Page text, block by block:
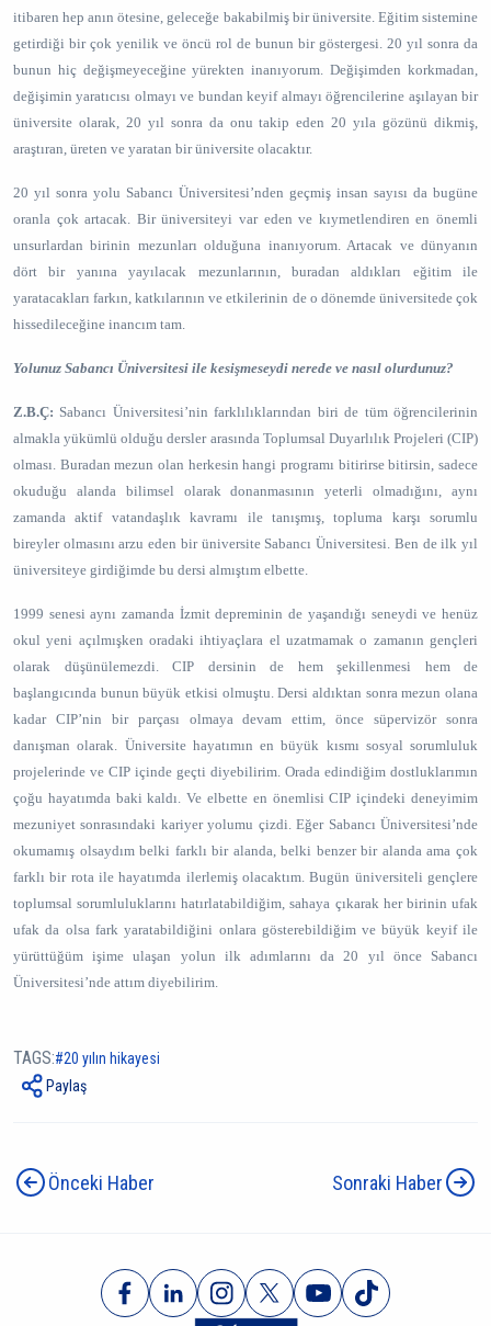
itibaren hep anın ötesine, geleceğe bakabilmiş bir üniversite. Eğitim sistemine
getirdiği bir çok yenilik ve öncü rol de bunun bir göstergesi. 20 yıl sonra da
bunun hiç değişmeyeceğine yürekten inanıyorum. Değişimden korkmadan,
değişimin yaratıcısı olmayı ve bundan keyif almayı öğrencilerine aşılayan bir
üniversite olarak, 20 yıl sonra da onu takip eden 20 yıla gözünü dikmiş,
araştıran, üreten ve yaratan bir üniversite olacaktır.
20 yıl sonra yolu Sabancı Üniversitesi’nden geçmiş insan sayısı da bugüne
oranla çok artacak. Bir üniversiteyi var eden ve kıymetlendiren en önemli
unsurlardan birinin mezunları olduğuna inanıyorum. Artacak ve dünyanın
dört bir yanına yayılacak mezunlarının, buradan aldıkları eğitim ile
yaratacakları farkın, katkılarının ve etkilerinin de o dönemde üniversitede çok
hissedileceğine inancım tam.
Yolunuz Sabancı Üniversitesi ile kesişmeseydi nerede ve nasıl olurdunuz?
Z.B.Ç: Sabancı Üniversitesi’nin farklılıklarından biri de tüm öğrencilerinin
almakla yükümlü olduğu dersler arasında Toplumsal Duyarlılık Projeleri (CIP)
olması. Buradan mezun olan herkesin hangi programı bitirirse bitirsin, sadece
okuduğu alanda bilimsel olarak donanmasının yeterli olmadığını, aynı
zamanda aktif vatandaşlık kavramı ile tanışmış, topluma karşı sorumlu
bireyler olmasını arzu eden bir üniversite Sabancı Üniversitesi. Ben de ilk yıl
üniversiteye girdiğimde bu dersi almıştım elbette.
1999 senesi aynı zamanda İzmit depreminin de yaşandığı seneydi ve henüz
okul yeni açılmışken oradaki ihtiyaçlara el uzatmamak o zamanın gençleri
olarak düşünülemezdi. CIP dersinin de hem şekillenmesi hem de
başlangıcında bunun büyük etkisi olmuştu. Dersi aldıktan sonra mezun olana
kadar CIP’nin bir parçası olmaya devam ettim, önce süpervizör sonra
danışman olarak. Üniversite hayatımın en büyük kısmı sosyal sorumluluk
projelerinde ve CIP içinde geçti diyebilirim. Orada edindiğim dostluklarımın
çoğu hayatımda baki kaldı. Ve elbette en önemlisi CIP içindeki deneyimim
mezuniyet sonrasındaki kariyer yolumu çizdi. Eğer Sabancı Üniversitesi’nde
okumamış olsaydım belki farklı bir alanda, belki benzer bir alanda ama çok
farklı bir rota ile hayatımda ilerlemiş olacaktım. Bugün üniversiteli gençlere
toplumsal sorumluluklarını hatırlatabildiğim, sahaya çıkarak her birinin ufak
ufak da olsa fark yaratabildiğini onlara gösterebildiğim ve büyük keyif ile
yürüttüğüm işime ulaşan yolun ilk adımlarını da 20 yıl önce Sabancı
Üniversitesi’nde attım diyebilirim.
TAGS: 20 yılın hikayesi
Paylaş
Önceki Haber Sonraki Haber